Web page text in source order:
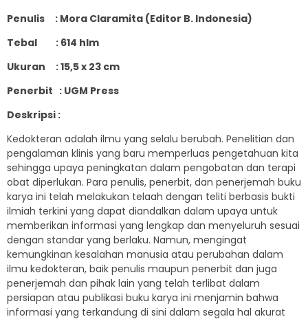
Penulis : Mora Claramita (Editor B. Indonesia)
Tebal : 614 hlm
Ukuran : 15,5 x 23 cm
Penerbit : UGM Press
Deskripsi :
Kedokteran adalah ilmu yang selalu berubah. Penelitian dan
pengalaman klinis yang baru memperluas pengetahuan kita
sehingga upaya peningkatan dalam pengobatan dan terapi
obat diperlukan. Para penulis, penerbit, dan penerjemah buku
karya ini telah melakukan telaah dengan teliti berbasis bukti
ilmiah terkini yang dapat diandalkan dalam upaya untuk
memberikan informasi yang lengkap dan menyeluruh sesuai
dengan standar yang berlaku. Namun, mengingat
kemungkinan kesalahan manusia atau perubahan dalam
ilmu kedokteran, baik penulis maupun penerbit dan juga
penerjemah dan pihak lain yang telah terlibat dalam
persiapan atau publikasi buku karya ini menjamin bahwa
informasi yang terkandung di sini dalam segala hal akurat